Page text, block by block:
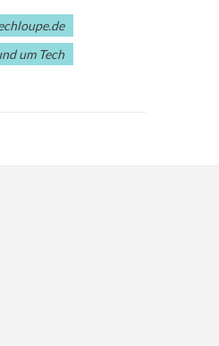
um Tech